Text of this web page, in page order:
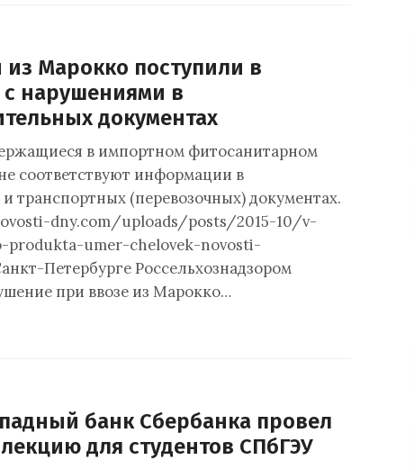
Марокко поступили в
с нарушениями в
документах
в импортном фитосанитарном
соответствуют информации в
транспортных (перевозочных) документах.
dny.com/uploads/posts/2015-10/v-
produkta-umer-chelovek-novosti-
Петербурге Россельхознадзором
при ввозе из Марокко…
банк Сбербанка провел
для студентов СПбГЭУ